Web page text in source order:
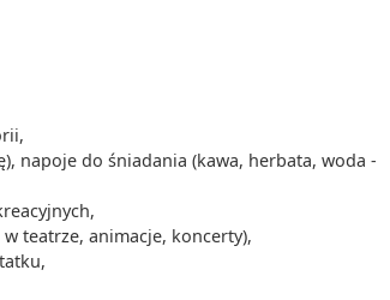
napoje do śniadania (kawa, herbata, woda -
teatrze, animacje, koncerty),